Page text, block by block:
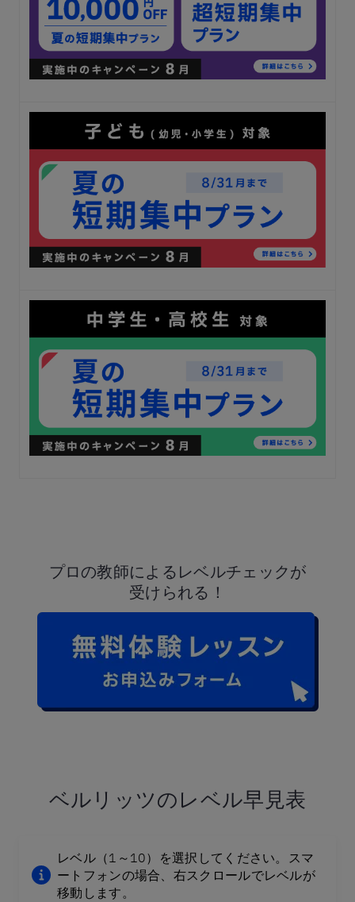
プロの教師によるレベルチェックが
受けられる！
ベルリッツのレベル早見表
レベル（1～10）を選択してください。スマ
ートフォンの場合、右スクロールでレベルが
移動します。